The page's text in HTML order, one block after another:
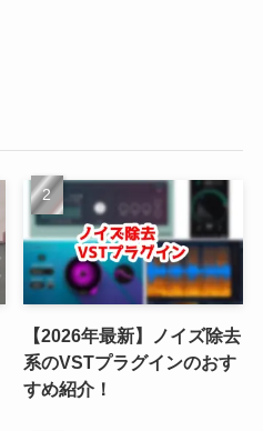
【2026年最新】ノイズ除去
系のVSTプラグインのおす
すめ紹介！